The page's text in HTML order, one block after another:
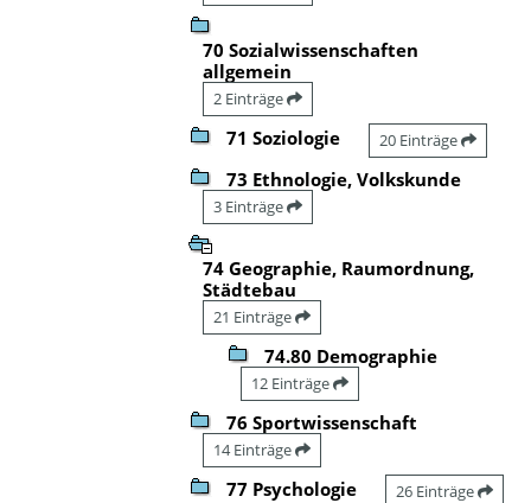
70 Sozialwissenschaften
allgemein
2 Einträge
71 Soziologie 20 Einträge
73 Ethnologie, Volkskunde
3 Einträge
74 Geographie, Raumordnung,
Städtebau
21 Einträge
74.80 Demographie
12 Einträge
76 Sportwissenschaft
14 Einträge
77 Psychologie 26 Einträge